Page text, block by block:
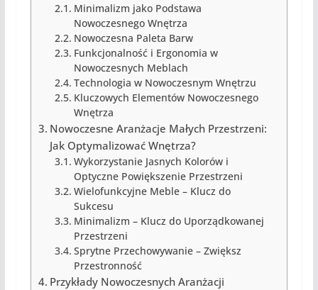
Minimalizm jako Podstawa
Nowoczesnego Wnętrza
Nowoczesna Paleta Barw
Funkcjonalność i Ergonomia w
Nowoczesnych Meblach
Technologia w Nowoczesnym Wnętrzu
Kluczowych Elementów Nowoczesnego
Wnętrza
Nowoczesne Aranżacje Małych Przestrzeni:
Jak Optymalizować Wnętrza?
Wykorzystanie Jasnych Kolorów i
Optyczne Powiększenie Przestrzeni
Wielofunkcyjne Meble – Klucz do
Sukcesu
Minimalizm – Klucz do Uporządkowanej
Przestrzeni
Sprytne Przechowywanie – Zwiększ
Przestronność
Przykłady Nowoczesnych Aranżacji